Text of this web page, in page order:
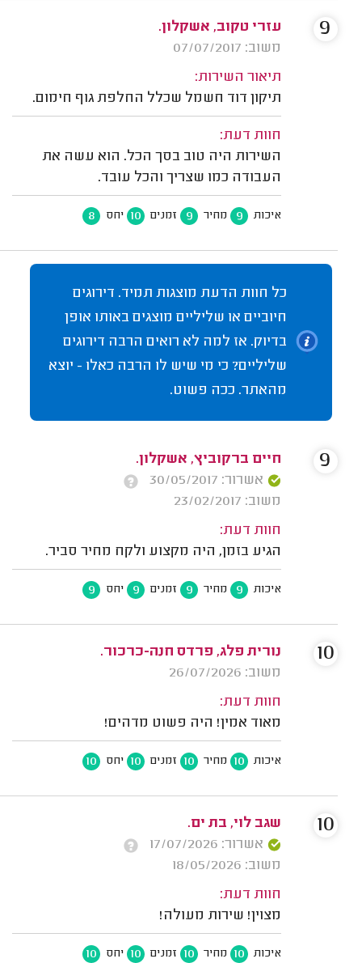
עזרי טקוב, אשקלון.
משוב: 07/07/2017
תיאור השירות:
תיקון דוד חשמל שכלל החלפת גוף חימום.
חוות דעת:
השירות היה טוב בסך הכל. הוא עשה את
העבודה כמו שצריך והכל עובד.
איכות 9 מחיר 9 זמנים 10 יחס 8
9
כל חוות הדעת מוצגות תמיד. דירוגים
חיוביים או שליליים מוצגים באותו אופן
בדיוק. אז למה לא רואים הרבה דירוגים
שליליים? כי מי שיש לו הרבה כאלו - יוצא
מהאתר. ככה פשוט.
חיים ברקוביץ, אשקלון.
אשרור: 30/05/2017
משוב: 23/02/2017
חוות דעת:
הגיע בזמן, היה מקצוע ולקח מחיר סביר.
איכות 9 מחיר 9 זמנים 9 יחס 9
9
נורית פלג, פרדס חנה-כרכור.
משוב: 26/07/2026
חוות דעת:
מאוד אמין! היה פשוט מדהים!
איכות 10 מחיר 10 זמנים 10 יחס 10
10
שגב לוי, בת ים.
אשרור: 17/07/2026
משוב: 18/05/2026
חוות דעת:
מצוין! שירות מעולה!
איכות 10 מחיר 10 זמנים 10 יחס 10
10